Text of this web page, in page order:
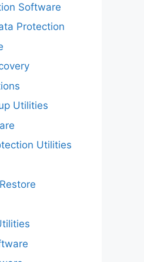
Software
Protection
Utilities
Utilities